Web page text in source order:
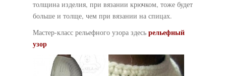
толщина изделия, при вязании крючком, тоже будет
больше и толще, чем при вязании на спицах.
Мастер-класс рельефного узора здесь рельефный
узор